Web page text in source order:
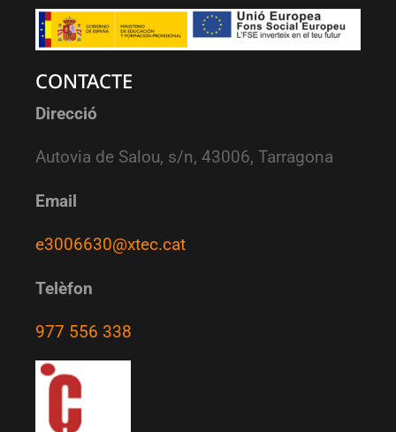
CONTACTE
Direcció
Autovia de Salou, s/n, 43006, Tarragona
Email
e3006630@xtec.cat
Telèfon
977 556 338